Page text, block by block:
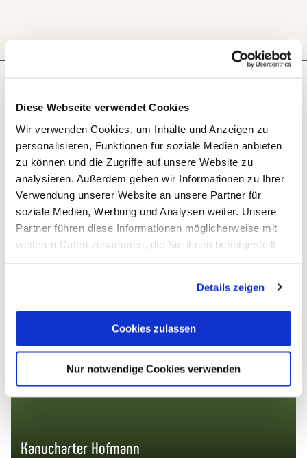
Diese Webseite verwendet Cookies
Wir verwenden Cookies, um Inhalte und Anzeigen zu
personalisieren, Funktionen für soziale Medien anbieten
zu können und die Zugriffe auf unsere Website zu
analysieren. Außerdem geben wir Informationen zu Ihrer
Verwendung unserer Website an unsere Partner für
soziale Medien, Werbung und Analysen weiter. Unsere
Partner führen diese Informationen möglicherweise mit
weiteren Daten zusammen, die Sie ihnen bereitgestellt
Cookies, wenn Sie unsere Webseite weiterhin nutzen.
Details zeigen
Cookies zulassen
Nur notwendige Cookies verwenden
Next steps
Plan route Create PDF
More like this
© Kanucharter Hofmann
Kanucharter Hofmann